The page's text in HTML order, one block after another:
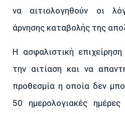
να αιτιολογηθούν οι
άρνησης καταβολής της
Η ασφαλιστική
την αιτίαση και να
προθεσμία η οποία δεν
50 ημερολογιακές